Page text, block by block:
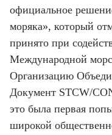
официальное
моряка», который
принято при
Международной
Организацию
Документ STCW/
это была первая
широкой